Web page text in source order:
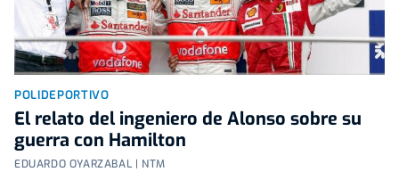
POLIDEPORTIVO
El relato del ingeniero de Alonso sobre su
guerra con Hamilton
EDUARDO OYARZABAL | NTM